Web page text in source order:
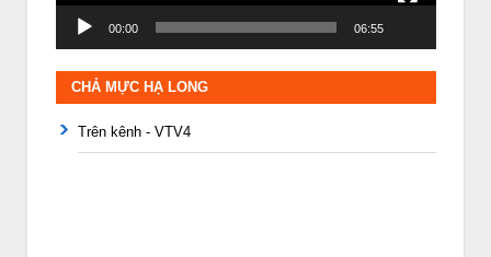
00:00 06:55
CHẢ MỰC HẠ LONG
Trên kênh - VTV4